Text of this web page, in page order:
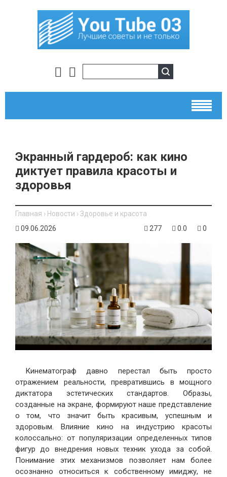
Экранный гардероб: как кино
диктует правила красоты и
здоровья
Главная › Новости › Здоровье и красота
09.06.2026
277 0.0 0
Кинематограф давно перестал быть просто
отражением реальности, превратившись в мощного
диктатора эстетических стандартов. Образы,
созданные на экране, формируют наше представление
о том, что значит быть красивым, успешным и
здоровым. Влияние кино на индустрию красоты
колоссально: от популяризации определенных типов
фигур до внедрения новых техник ухода за собой.
Понимание этих механизмов позволяет нам более
осознанно относиться к собственному имиджу, не